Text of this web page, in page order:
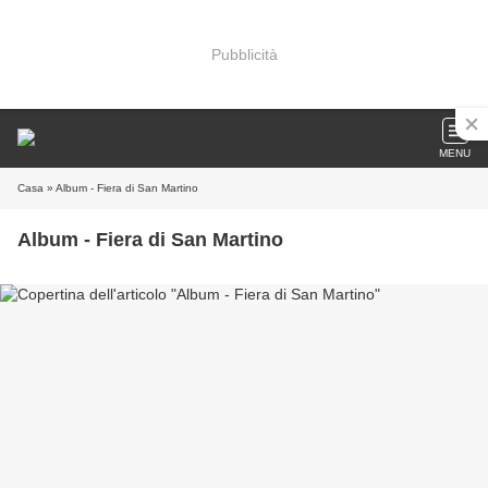
Pubblicità
MENU
Casa » Album - Fiera di San Martino
Album - Fiera di San Martino